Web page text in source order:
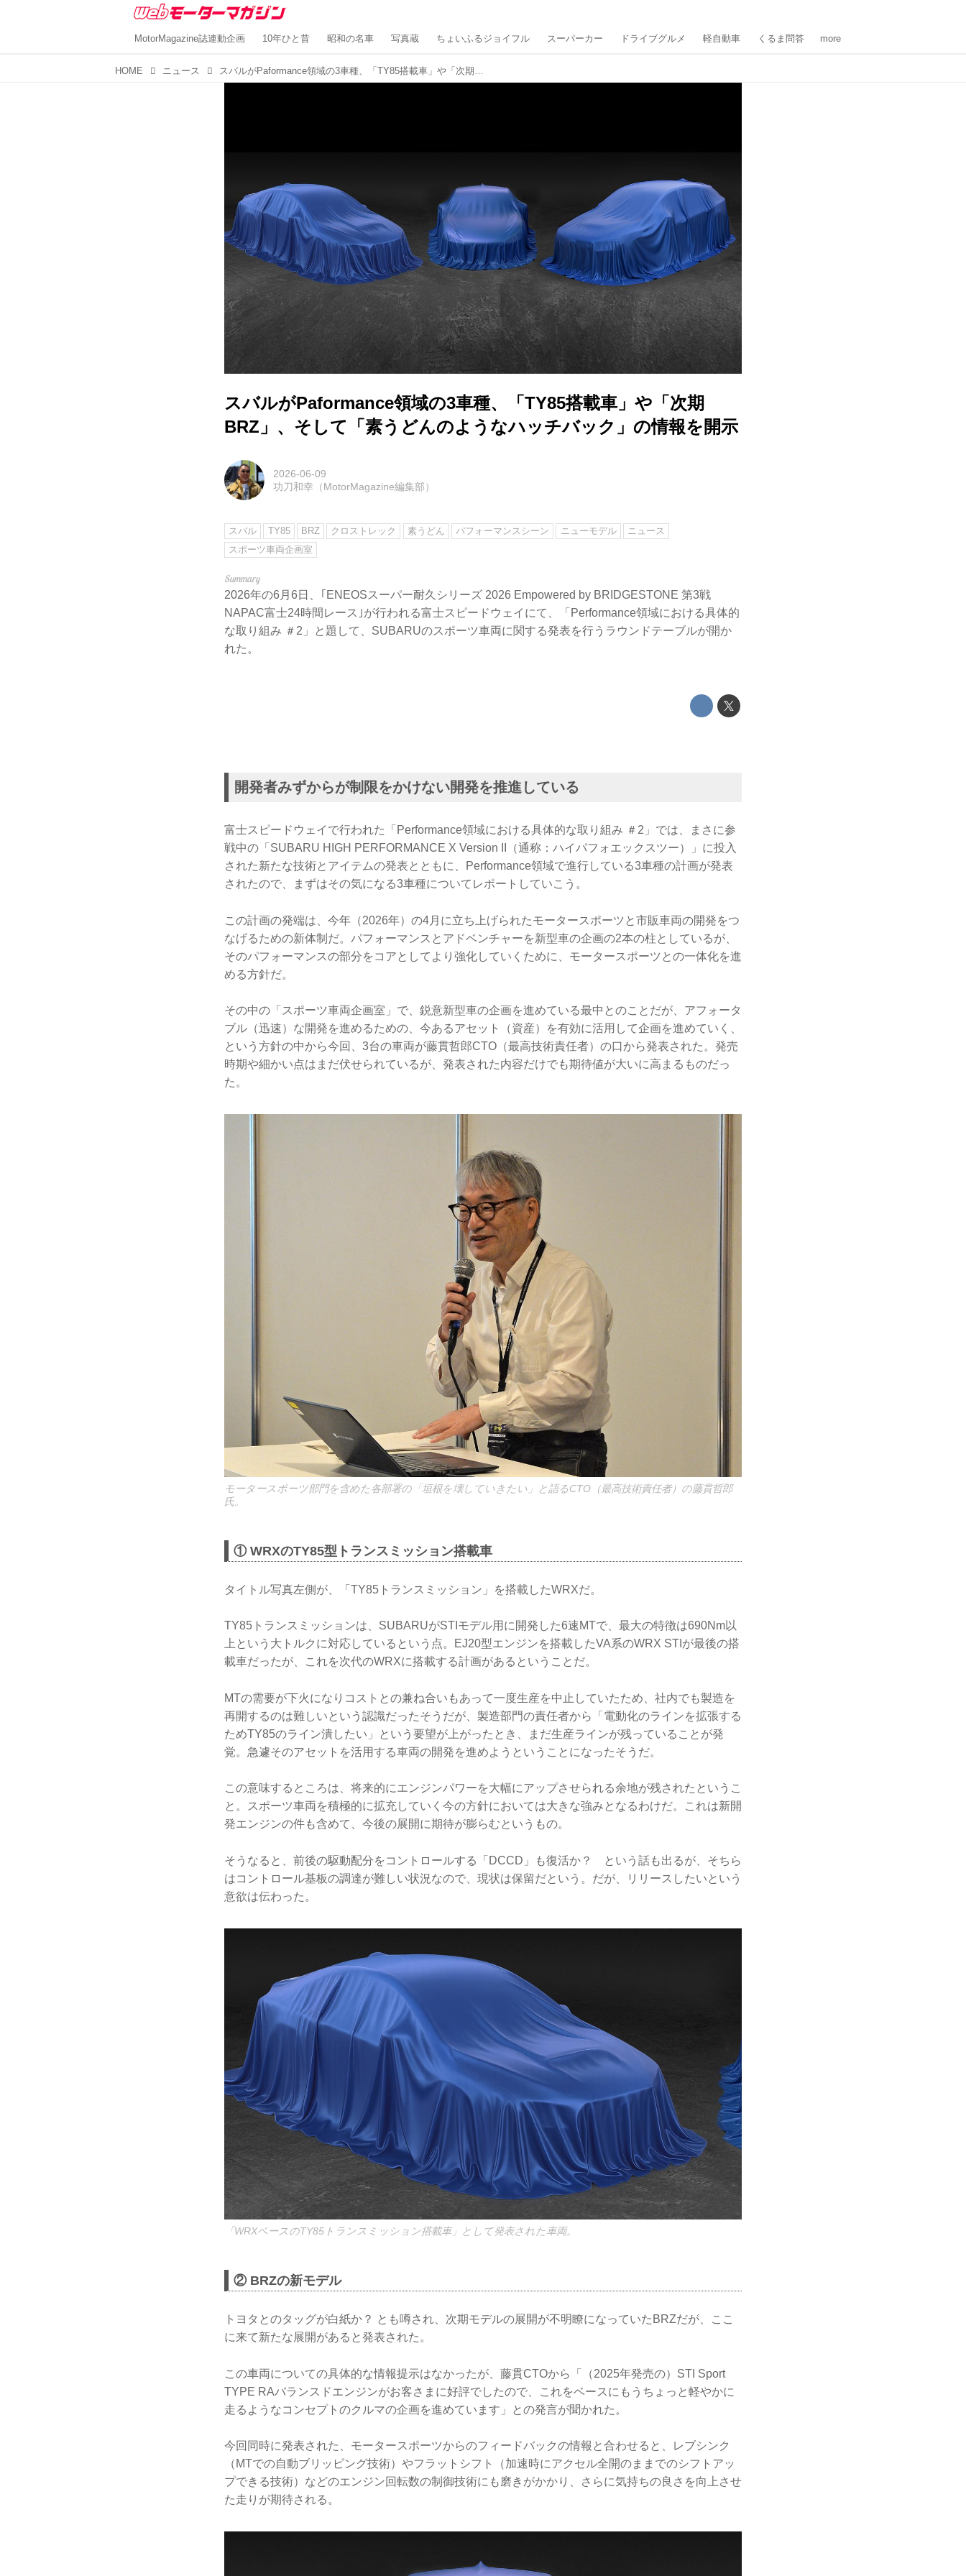
MotorMagazine誌連動企画 10年ひと昔 昭和の名車 写真蔵 ちょいふるジョイフル スーパーカー ドライブグルメ 軽自動車 くるま問答 more
HOME ニュース スバルがPaformance領域の3車種、「TY85搭載車」や「次期BRZ」、そして「素うどんのようなハッチバック」の情報を開示
スバルがPaformance領域の3車種、「TY85搭載車」や「次期
BRZ」、そして「素うどんのようなハッチバック」の情報を開示
2026-06-09
功刀和幸（MotorMagazine編集部）
スバル TY85 BRZ クロストレック 素うどん パフォーマンスシーン ニューモデル
ニュース
スポーツ車両企画室
2026年の6月6日、｢ENEOSスーパー耐久シリーズ 2026 Empowered by BRIDGESTONE 第3戦
NAPAC富士24時間レース｣が行われる富士スピードウェイにて、「Performance領域における具体的
な取り組み ＃2」と題して、SUBARUのスポーツ車両に関する発表を行うラウンドテーブルが開か
れた。
開発者みずからが制限をかけない開発を推進している
富士スピードウェイで行われた「Performance領域における具体的な取り組み ＃2」では、まさに参
戦中の「SUBARU HIGH PERFORMANCE X Version II（通称：ハイパフォエックスツー）」に投入
された新たな技術とアイテムの発表とともに、Performance領域で進行している3車種の計画が発表
されたので、まずはその気になる3車種についてレポートしていこう。
この計画の発端は、今年（2026年）の4月に立ち上げられたモータースポーツと市販車両の開発をつ
なげるための新体制だ。パフォーマンスとアドベンチャーを新型車の企画の2本の柱としているが、
そのパフォーマンスの部分をコアとしてより強化していくために、モータースポーツとの一体化を進
める方針だ。
その中の「スポーツ車両企画室」で、鋭意新型車の企画を進めている最中とのことだが、アフォータ
ブル（迅速）な開発を進めるための、今あるアセット（資産）を有効に活用して企画を進めていく、
という方針の中から今回、3台の車両が藤貫哲郎CTO（最高技術責任者）の口から発表された。発売
時期や細かい点はまだ伏せられているが、発表された内容だけでも期待値が大いに高まるものだっ
た。
モータースポーツ部門を含めた各部署の「垣根を壊していきたい」と語るCTO（最高技術責任者）の藤貫哲郎
氏。
① WRXのTY85型トランスミッション搭載車
タイトル写真左側が、「TY85トランスミッション」を搭載したWRXだ。
TY85トランスミッションは、SUBARUがSTIモデル用に開発した6速MTで、最大の特徴は690Nm以
上という大トルクに対応しているという点。EJ20型エンジンを搭載したVA系のWRX STIが最後の搭
載車だったが、これを次代のWRXに搭載する計画があるということだ。
MTの需要が下火になりコストとの兼ね合いもあって一度生産を中止していたため、社内でも製造を
再開するのは難しいという認識だったそうだが、製造部門の責任者から「電動化のラインを拡張する
ためTY85のライン潰したい」という要望が上がったとき、まだ生産ラインが残っていることが発
覚。急遽そのアセットを活用する車両の開発を進めようということになったそうだ。
この意味するところは、将来的にエンジンパワーを大幅にアップさせられる余地が残されたというこ
と。スポーツ車両を積極的に拡充していく今の方針においては大きな強みとなるわけだ。これは新開
発エンジンの件も含めて、今後の展開に期待が膨らむというもの。
そうなると、前後の駆動配分をコントロールする「DCCD」も復活か？ という話も出るが、そちら
はコントロール基板の調達が難しい状況なので、現状は保留だという。だが、リリースしたいという
意欲は伝わった。
「WRXベースのTY85トランスミッション搭載車」として発表された車両。
② BRZの新モデル
トヨタとのタッグが白紙か？ とも噂され、次期モデルの展開が不明瞭になっていたBRZだが、ここ
に来て新たな展開があると発表された。
この車両についての具体的な情報提示はなかったが、藤貫CTOから「（2025年発売の）STI Sport
TYPE RAバランスドエンジンがお客さまに好評でしたので、これをベースにもうちょっと軽やかに
走るようなコンセプトのクルマの企画を進めています」との発言が聞かれた。
今回同時に発表された、モータースポーツからのフィードバックの情報と合わせると、レブシンク
（MTでの自動ブリッピング技術）やフラットシフト（加速時にアクセル全開のままでのシフトアッ
プできる技術）などのエンジン回転数の制御技術にも磨きがかかり、さらに気持ちの良さを向上させ
た走りが期待される。